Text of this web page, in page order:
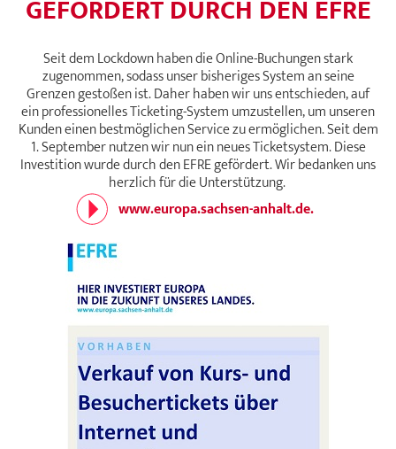
GEFÖRDERT DURCH DEN EFRE
Seit dem Lockdown haben die Online-Buchungen stark
zugenommen, sodass unser bisheriges System an seine
Grenzen gestoßen ist. Daher haben wir uns entschieden, auf
ein professionelles Ticketing-System umzustellen, um unseren
Kunden einen bestmöglichen Service zu ermöglichen. Seit dem
1. September nutzen wir nun ein neues Ticketsystem. Diese
Investition wurde durch den EFRE gefördert. Wir bedanken uns
herzlich für die Unterstützung.
www.europa.sachsen-anhalt.de.